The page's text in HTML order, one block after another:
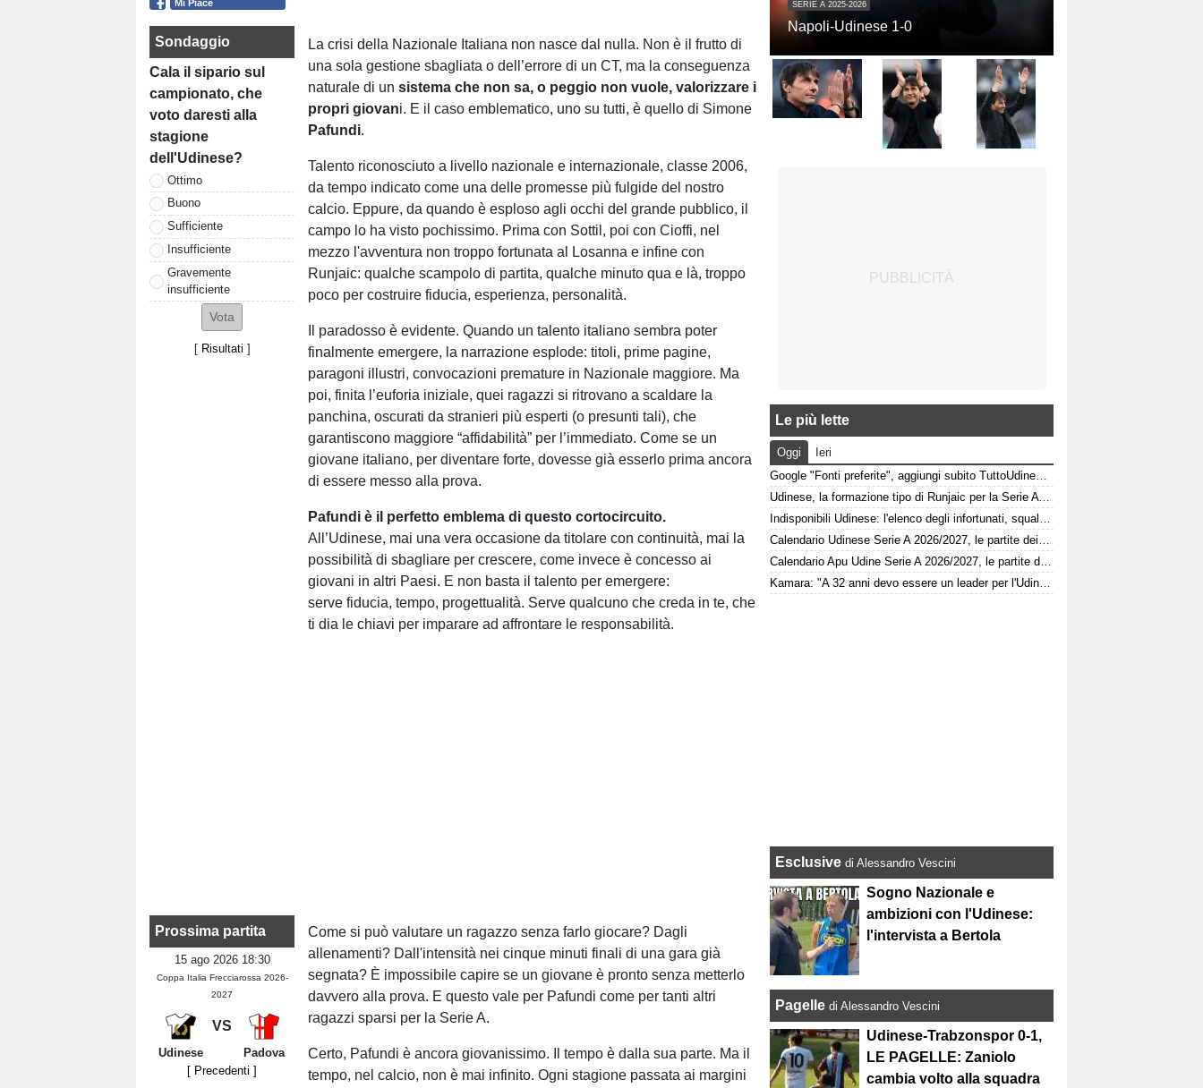
Mi Piace
Sondaggio
Cala il sipario sul
campionato, che
voto daresti alla
stagione
dell'Udinese?
Ottimo
Buono
Sufficiente
Insufficiente
Gravemente
insufficiente
[ Risultati ]
Prossima partita
15 ago 2026 18:30
Coppa Italia Frecciarossa 2026-
2027
VS
Udinese
Padova
[ Precedenti ]
La crisi della Nazionale Italiana non nasce dal nulla. Non è il frutto di
una sola gestione sbagliata o dell’errore di un CT, ma la conseguenza
naturale di unsistema che non sa, o peggio non vuole, valorizzare i
propri giovani. E il caso emblematico, uno su tutti, è quello di Simone
Pafundi.
Talento riconosciuto a livello nazionale e internazionale, classe 2006,
da tempo indicato come una delle promesse più fulgide del nostro
calcio. Eppure, da quando è esploso agli occhi del grande pubblico, il
campo lo ha visto pochissimo. Prima con Sottil, poi con Cioffi, nel
mezzo l'avventura non troppo fortunata al Losanna e infine con
Runjaic: qualche scampolo di partita, qualche minuto qua e là, troppo
poco per costruire fiducia, esperienza, personalità.
Il paradosso è evidente. Quando un talento italiano sembra poter
finalmente emergere, la narrazione esplode: titoli, prime pagine,
paragoni illustri, convocazioni premature in Nazionale maggiore. Ma
poi, finita l’euforia iniziale, quei ragazzi si ritrovano a scaldare la
panchina, oscurati da stranieri più esperti (o presunti tali), che
garantiscono maggiore “affidabilità” per l’immediato. Come se un
giovane italiano, per diventare forte, dovesse già esserlo prima ancora
di essere messo alla prova.
Pafundi è il perfetto emblema di questo cortocircuito.
All’Udinese, mai una vera occasione da titolare con continuità, mai la
possibilità di sbagliare per crescere, come invece è concesso ai
giovani in altri Paesi. E non basta il talento per emergere:
serve fiducia, tempo, progettualità. Serve qualcuno che creda in te, che
ti dia le chiavi per imparare ad affrontare le responsabilità.
Come si può valutare un ragazzo senza farlo giocare? Dagli
allenamenti? Dall'intensità nei cinque minuti finali di una gara già
segnata? È impossibile capire se un giovane è pronto senza metterlo
davvero alla prova. E questo vale per Pafundi come per tanti altri
ragazzi sparsi per la Serie A.
Certo, Pafundi è ancora giovanissimo. Il tempo è dalla sua parte. Ma il
tempo, nel calcio, non è mai infinito. Ogni stagione passata ai margini
SERIE A 2025-2026
Napoli-Udinese 1-0
Le più lette
Oggi
Ieri
Google "Fonti preferite", aggiungi subito TuttoUdinese e personalizza le tue notizie
Udinese, la formazione tipo di Runjaic per la Serie A 2026/2027
Indisponibili Udinese: l'elenco degli infortunati, squalificati e diffidati
Calendario Udinese Serie A 2026/2027, le partite dei bianconeri: date e orari
Calendario Apu Udine Serie A 2026/2027, le partite dei bianconeri in Lba: date e orari
Kamara: "A 32 anni devo essere un leader per l'Udinese, Zaniolo ha fatto un'ottima scelta"
Esclusive di Alessandro Vescini
Sogno Nazionale e
ambizioni con l'Udinese:
l'intervista a Bertola
Pagelle di Alessandro Vescini
Udinese-Trabzonspor 0-1,
LE PAGELLE: Zaniolo
cambia volto alla squadra